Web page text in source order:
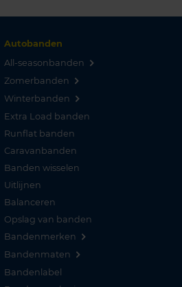
Autobanden
All-seasonbanden
Zomerbanden
Winterbanden
Extra Load banden
Runflat banden
Caravanbanden
Banden wisselen
Uitlijnen
Balanceren
Opslag van banden
Bandenmerken
Bandenmaten
Bandenlabel